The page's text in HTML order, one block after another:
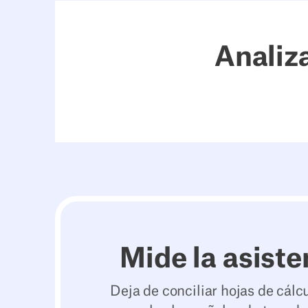
Mide la
Deja de conciliar hojas de